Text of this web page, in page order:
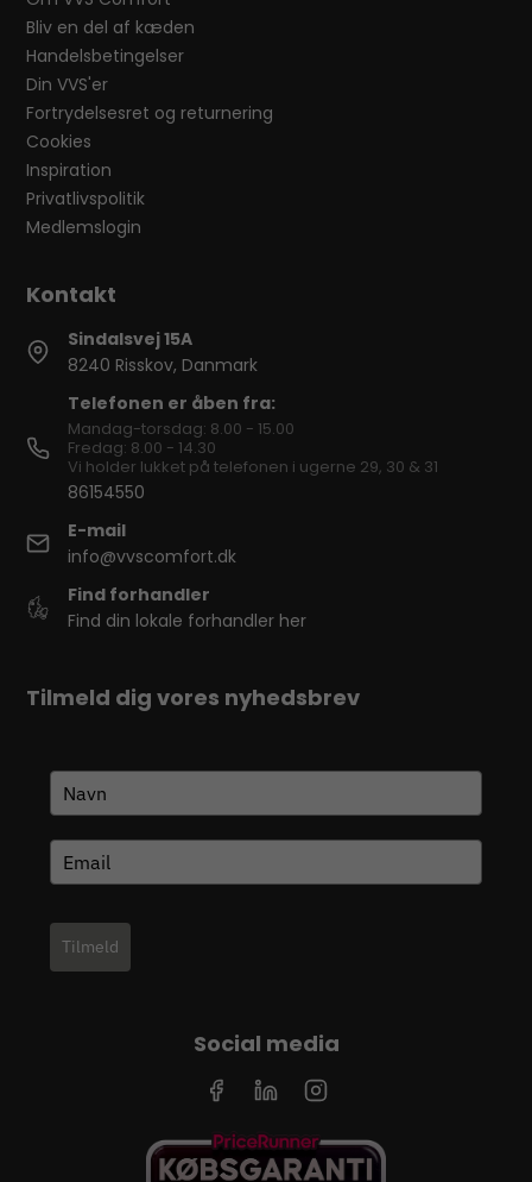
Bliv en del af kæden
Handelsbetingelser
Din VVS'er
Fortrydelsesret og returnering
Cookies
Inspiration
Privatlivspolitik
Medlemslogin
Sindalsvej 15A
8240 Risskov, Danmark
Telefonen er åben fra:
Mandag-torsdag: 8.00 - 15.00
Fredag: 8.00 - 14.30
Vi holder lukket på telefonen i ugerne 29, 30 & 31
86154550
E-mail
info@vvscomfort.dk
Find forhandler
Find din lokale forhandler her
Tilmeld dig vores nyhedsbrev
Tilmeld
Social media